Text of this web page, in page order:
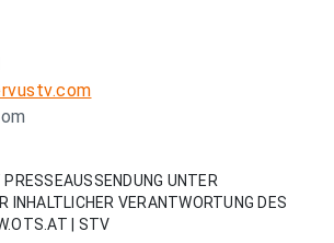
UNTER
INHALTLICHER VERANTWORTUNG DES
| STV